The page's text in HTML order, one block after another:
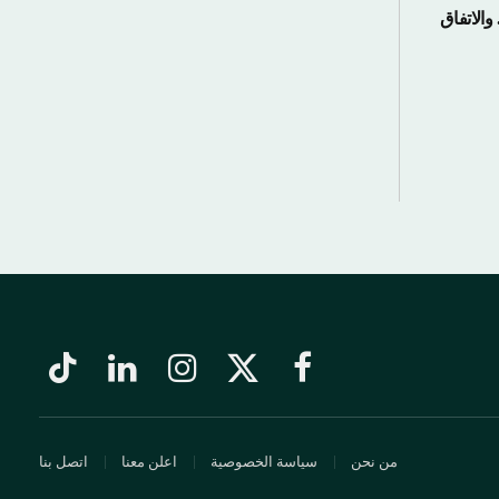
فيسبوك X
الانستغراملينكدإن تيكتوك
من نحن سياسة الخصوصية اعلن معنا اتصل بنا